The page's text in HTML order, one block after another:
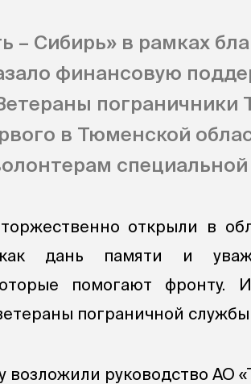
– Сибирь» в рамках
финансовую
пограничники
в Тюменской
открыли в
как дань памяти и
помогают фронту.
пограничной
возложили руководство АО